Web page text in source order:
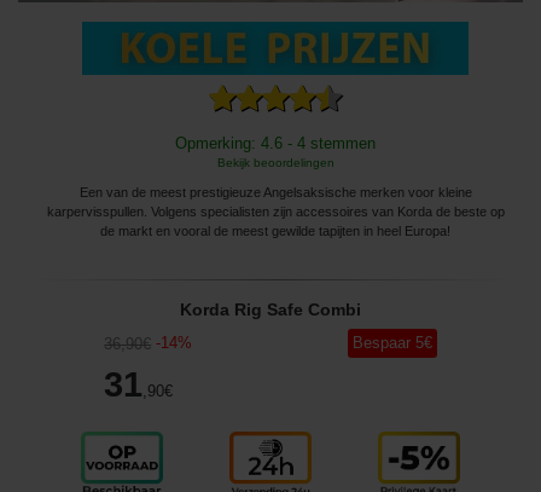
Opmerking: 4.6 - 4 stemmen
Bekijk beoordelingen
Een van de meest prestigieuze Angelsaksische merken voor kleine
karpervisspullen. Volgens specialisten zijn accessoires van Korda de beste op
de markt en vooral de meest gewilde tapijten in heel Europa!
Korda Rig Safe Combi
36,90€ -14%
31 ,90€
Bespaar 5€